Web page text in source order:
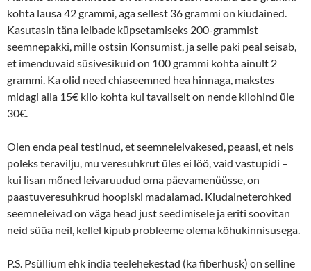
kohta lausa 42 grammi, aga sellest 36 grammi on kiudained.
Kasutasin täna leibade küpsetamiseks 200-grammist
seemnepakki, mille ostsin Konsumist, ja selle paki peal seisab,
et imenduvaid süsivesikuid on 100 grammi kohta ainult 2
grammi. Ka olid need chiaseemned hea hinnaga, makstes
midagi alla 15€ kilo kohta kui tavaliselt on nende kilohind üle
30€.
Olen enda peal testinud, et seemneleivakesed, peaasi, et neis
poleks teravilju, mu veresuhkrut üles ei löö, vaid vastupidi –
kui lisan mõned leivaruudud oma päevamenüüsse, on
paastuveresuhkrud hoopiski madalamad. Kiudaineterohked
seemneleivad on väga head just seedimisele ja eriti soovitan
neid süüa neil, kellel kipub probleeme olema kõhukinnisusega.
P.S. Psüllium ehk india teelehekestad (ka fiberhusk) on selline